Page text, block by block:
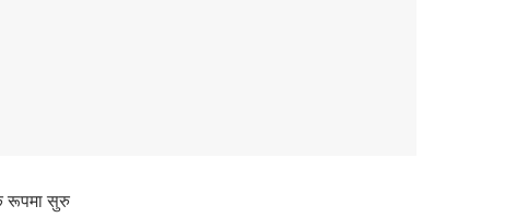
रूपमा सुरु